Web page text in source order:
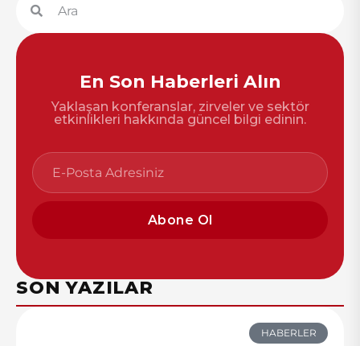
En Son Haberleri Alın
Yaklaşan konferanslar, zirveler ve sektör
etkinlikleri hakkında güncel bilgi edinin.
Abone Ol
SON YAZILAR
HABERLER